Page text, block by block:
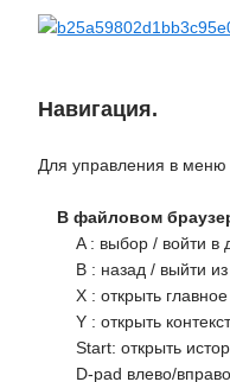
Навигация.
Для управления в меню
В файловом
A : выбор / войти в
B : назад / выйти из
X : открыть
Y : открыть
Start: открыть
D-pad влево/вправо: